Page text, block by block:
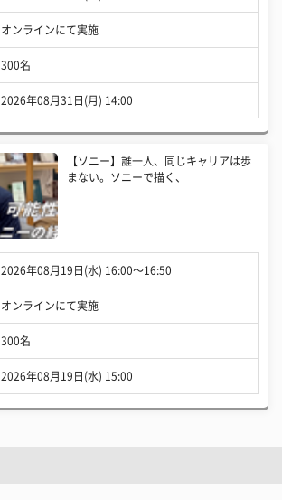
オンラインにて実施
300名
2026年08月31日(月) 14:00
【ソニー】誰一人、同じキャリアは歩
まない。ソニーで描く、
2026年08月19日(水) 16:00〜16:50
オンラインにて実施
300名
2026年08月19日(水) 15:00